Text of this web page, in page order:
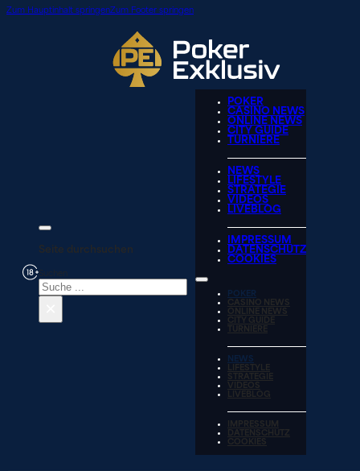
Zum Hauptinhalt springenZum Footer springen
Seite durchsuchen
POKER
CASINO NEWS
ONLINE NEWS
CITY GUIDE
TURNIERE
NEWS
LIFESTYLE
STRATEGIE
VIDEOS
LIVEBLOG
IMPRESSUM
DATENSCHUTZ
COOKIES
POKER
CASINO NEWS
ONLINE NEWS
CITY GUIDE
TURNIERE
NEWS
LIFESTYLE
STRATEGIE
VIDEOS
LIVEBLOG
IMPRESSUM
DATENSCHUTZ
COOKIES